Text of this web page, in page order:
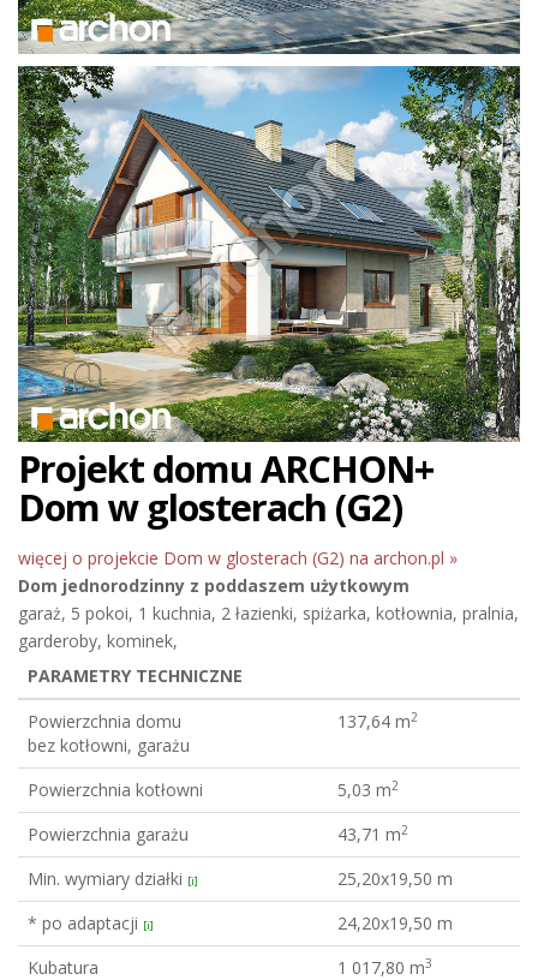
Projekt domu ARCHON+
Dom w glosterach (G2)
więcej o projekcie Dom w glosterach (G2) na archon.pl »
Dom jednorodzinny z poddaszem użytkowym
garaż, 5 pokoi, 1 kuchnia, 2 łazienki, spiżarka, kotłownia, pralnia,
garderoby, kominek,
PARAMETRY TECHNICZNE
Powierzchnia domu
bez kotłowni, garażu
137,64 m2
Powierzchnia kotłowni 5,03 m2
Powierzchnia garażu 43,71 m2
Min. wymiary działki [i]
25,20x19,50 m
* po adaptacji [i]
24,20x19,50 m
Kubatura
1 017,80 m3